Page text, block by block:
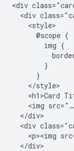
<div
<div
    <style>
      @scope {
        img {
        }
      }
    </style>
<h1>Card
<img
  </div>
<div
<p><img
  </div>